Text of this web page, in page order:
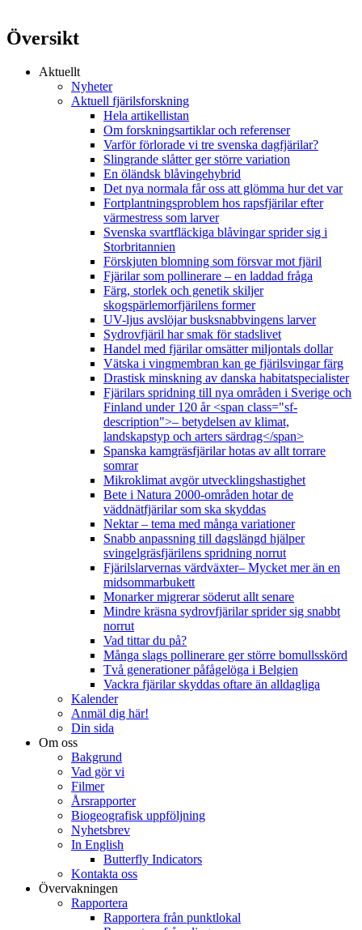
Översikt
Aktuellt
Nyheter
Aktuell fjärilsforskning
Hela artikellistan
Om forskningsartiklar och referenser
Varför förlorade vi tre svenska dagfjärilar?
Slingrande slåtter ger större variation
En öländsk blåvingehybrid
Det nya normala får oss att glömma hur det var
Fortplantningsproblem hos rapsfjärilar efter
värmestress som larver
Svenska svartfläckiga blåvingar sprider sig i
Storbritannien
Förskjuten blomning som försvar mot fjäril
Fjärilar som pollinerare – en laddad fråga
Färg, storlek och genetik skiljer
skogspärlemorfjärilens former
UV-ljus avslöjar busksnabbvingens larver
Sydrovfjäril har smak för stadslivet
Handel med fjärilar omsätter miljontals dollar
Vätska i vingmembran kan ge fjärilsvingar färg
Drastisk minskning av danska habitatspecialister
Fjärilars spridning till nya områden i Sverige och
Finland under 120 år <span class="sf-
description">– betydelsen av klimat,
landskapstyp och arters särdrag</span>
Spanska kamgräsfjärilar hotas av allt torrare
somrar
Mikroklimat avgör utvecklingshastighet
Bete i Natura 2000-områden hotar de
väddnätfjärilar som ska skyddas
Nektar – tema med många variationer
Snabb anpassning till dagslängd hjälper
svingelgräsfjärilens spridning norrut
Fjärilslarvernas värdväxter– Mycket mer än en
midsommarbukett
Monarker migrerar söderut allt senare
Mindre kräsna sydrovfjärilar sprider sig snabbt
norrut
Vad tittar du på?
Många slags pollinerare ger större bomullsskörd
Två generationer påfågelöga i Belgien
Vackra fjärilar skyddas oftare än alldagliga
Kalender
Anmäl dig här!
Din sida
Om oss
Bakgrund
Vad gör vi
Filmer
Årsrapporter
Biogeografisk uppföljning
Nyhetsbrev
In English
Butterfly Indicators
Kontakta oss
Övervakningen
Rapportera
Rapportera från punktlokal